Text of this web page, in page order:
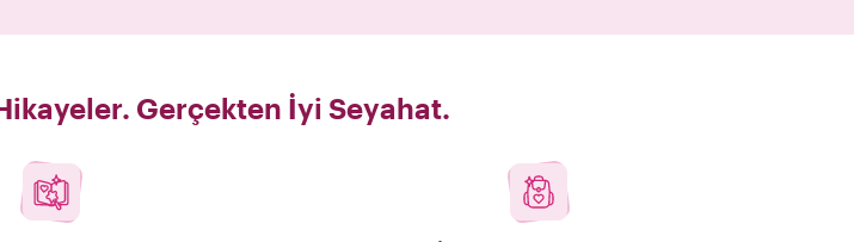
Gerçekten İyi Seyahat.